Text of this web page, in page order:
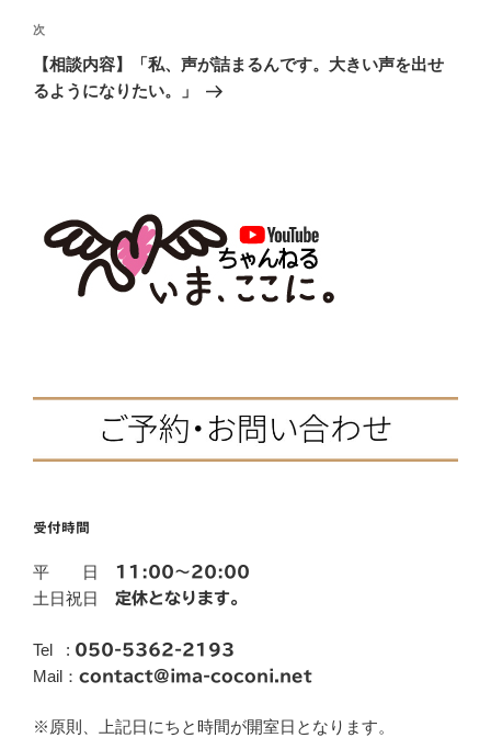
ビ
ゲ
ー
投
稿
次
の
投
次
【相談内容】「私、声が詰まるんです。大きい声を出せ
るようになりたい。」
受付時間
平 日 11:00～20:00
土日祝日 定休となります。
Tel : 050-5362-2193
Mail： contact@ima-coconi.net
※原則、上記日にちと時間が開室日となります。